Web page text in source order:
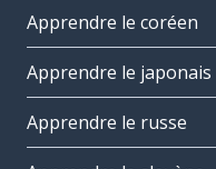
Apprendre le coréen
Apprendre le japonais
Apprendre le russe